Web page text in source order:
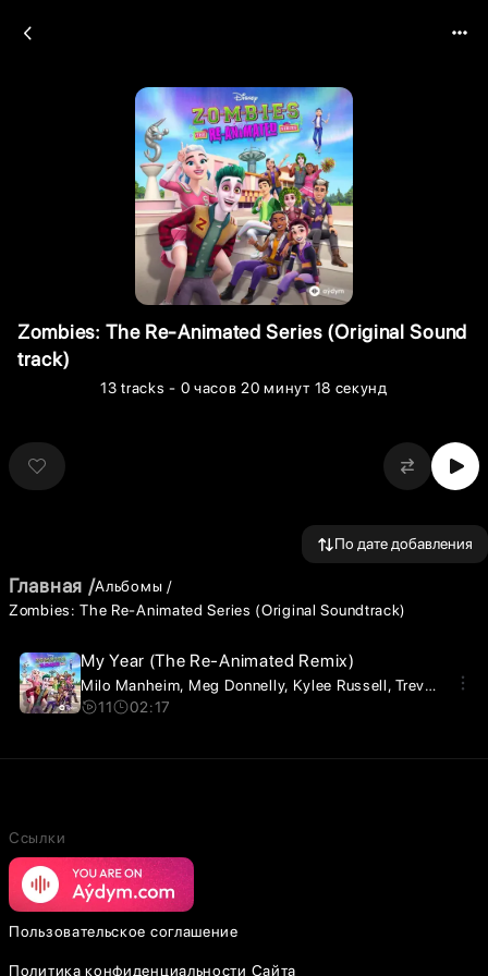
Zombies: The Re-Animated Series (Original Sound
track)
13 tracks- 0 часов 20 минут 18 секунд
По дате добавления
Главная
Альбомы
Zombies: The Re-Animated Series (Original Soundtrack)
My Year (The Re-Animated Remix)
Milo Manheim Meg Donnelly Kylee Russell Trevor Tordjman
11
02:17
Ссылки
Пользовательское соглашение
Политика конфиденциальности Сайта